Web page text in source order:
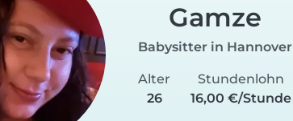
Gamze
Babysitter in Hannover
Alter
26
Stundenlohn
16,00 €/Stunde